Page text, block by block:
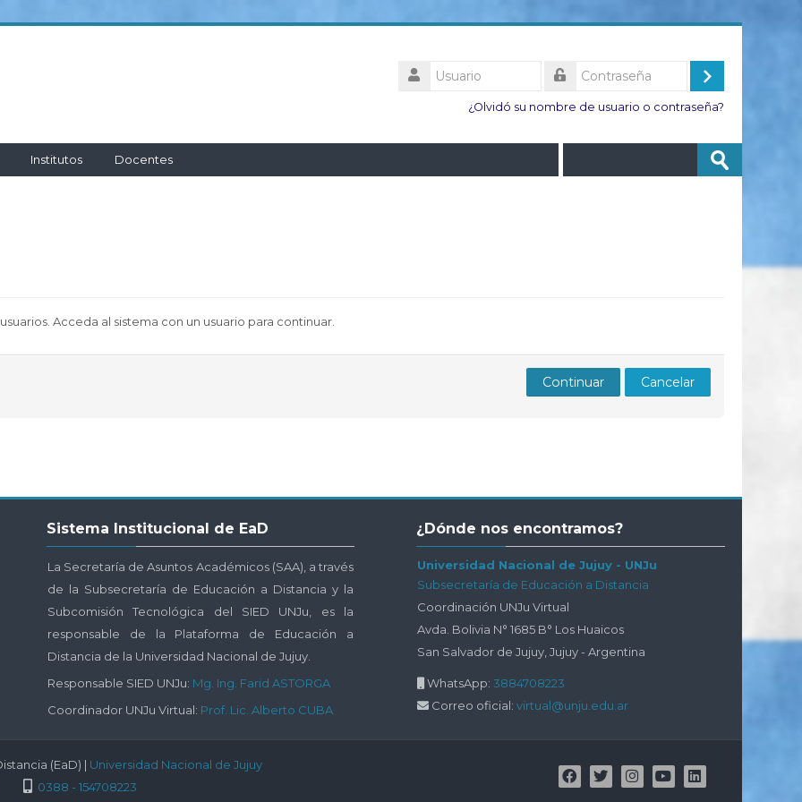
Usuario
Acceder
¿Olvidó su nombre de usuario o contraseña?
Institutos Docentes
Enviar
Acceda al sistema con un usuario para continuar.
Continuar Cancelar
Sistema
Sistema Institucional de EaD
La Secretaría de Asuntos Académicos (SAA), a través
de la Subsecretaría de Educación a Distancia y la
Subcomisión Tecnológica del SIED UNJu, es la
responsable de la Plataforma de Educación a
Distancia de la Universidad Nacional de Jujuy.
Responsable SIED UNJu: Mg. Ing. Farid ASTORGA
Coordinador UNJu Virtual: Prof. Lic. Alberto CUBA
¿Dónde
¿Dónde nos encontramos?
Universidad Nacional de Jujuy - UNJu
Subsecretaría de Educación a Distancia
Coordinación UNJu Virtual
Avda. Bolivia N° 1685 B° Los Huaicos
San Salvador de Jujuy, Jujuy - Argentina
WhatsApp: 3884708223
Correo oficial:virtual@unju.edu.ar
(EaD) | Universidad Nacional de Jujuy
0388 - 154708223